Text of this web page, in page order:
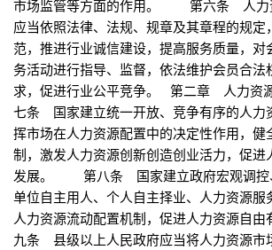
市场监管等方面的作用。 第六条 人力
应当依照法律、法规、规章及其章程的规定
范，推进行业诚信建设，提高服务质量，对
务活动进行指导、监督，依法维护会员合法
求，促进行业公平竞争。 第二章 人力
七条 国家建立统一开放、竞争有序的人力
挥市场在人力资源配置中的决定性作用，健
制，激发人力资源创新创造创业活力，促进
发展。 第八条 国家建立政府宏观调控、
单位自主用人、个人自主择业、人力资源服
人力资源流动配置机制，促进人力资源
九条 县级以上人民政府应当将人力资源市